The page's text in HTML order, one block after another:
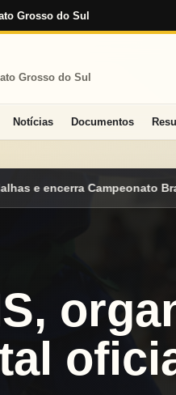
Grosso do Sul
Grosso do Sul
Notícias Documentos
Cadete 2026 entre os